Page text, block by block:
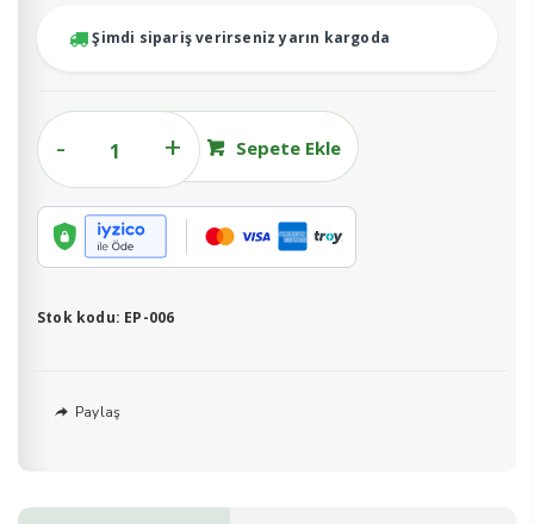
Şimdi sipariş verirseniz yarın kargoda
Pulsatör
2'li
adet
Sepete Ekle
Stok kodu: EP-006
Paylaş